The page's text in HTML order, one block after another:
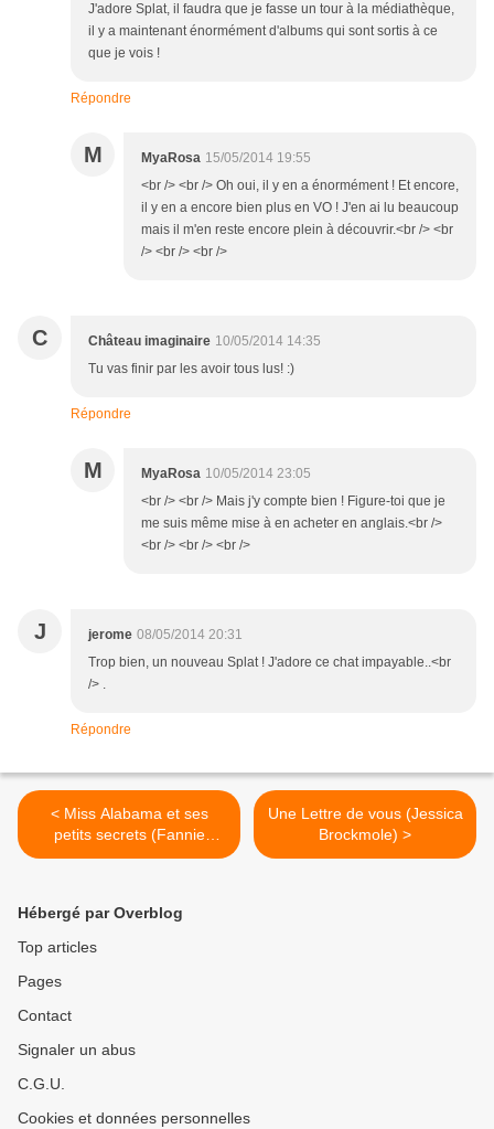
J'adore Splat, il faudra que je fasse un tour à la médiathèque,
il y a maintenant énormément d'albums qui sont sortis à ce
que je vois !
Répondre
M MyaRosa 15/05/2014 19:55
<br /> <br /> Oh oui, il y en a énormément ! Et encore,
il y en a encore bien plus en VO ! J'en ai lu beaucoup
mais il m'en reste encore plein à découvrir.<br /> <br
/> <br /> <br />
C Château imaginaire 10/05/2014 14:35
Tu vas finir par les avoir tous lus! :)
Répondre
M MyaRosa 10/05/2014 23:05
<br /> <br /> Mais j'y compte bien ! Figure-toi que je
me suis même mise à en acheter en anglais.<br />
<br /> <br /> <br />
J jerome 08/05/2014 20:31
Trop bien, un nouveau Splat ! J'adore ce chat impayable..<br
/> .
Répondre
< Miss Alabama et ses
petits secrets (Fannie
Flagg)
Une Lettre de vous (Jessica
Brockmole) >
Hébergé par Overblog
Top articles
Pages
Contact
Signaler un abus
C.G.U.
Cookies et données personnelles